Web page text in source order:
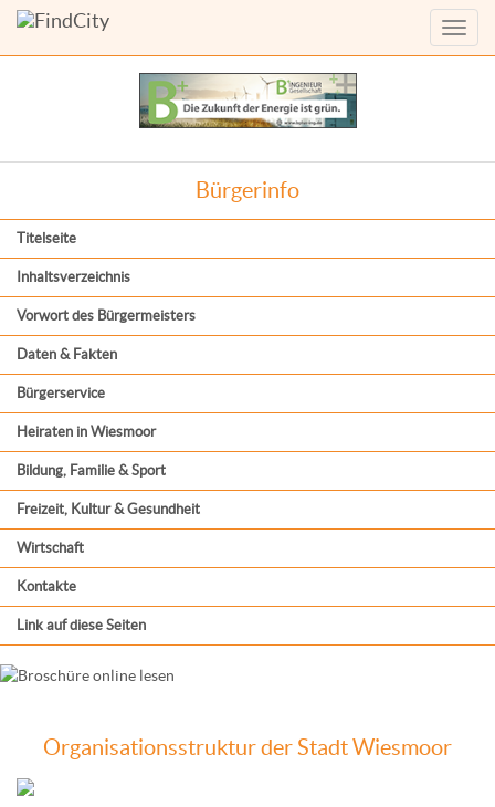
Menü
Bürgerinfo
Titelseite
Inhaltsverzeichnis
Vorwort des Bürgermeisters
Daten & Fakten
Bürgerservice
Heiraten in Wiesmoor
Bildung, Familie & Sport
Freizeit, Kultur & Gesundheit
Wirtschaft
Kontakte
Link auf diese Seiten
Organisationsstruktur der Stadt Wiesmoor